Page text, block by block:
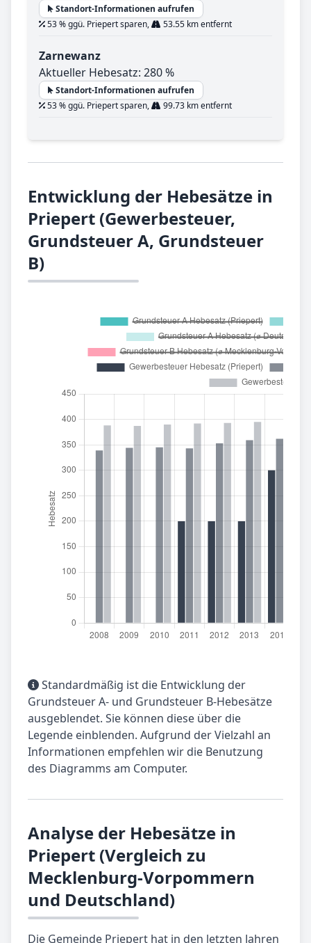
Standort-Informationen aufrufen
53 % ggü. Priepert sparen,
53.55 km entfernt
Zarnewanz
Aktueller Hebesatz: 280 %
Standort-Informationen aufrufen
53 % ggü. Priepert sparen,
99.73 km entfernt
Entwicklung der Hebesätze in
Priepert (Gewerbesteuer,
Grundsteuer A, Grundsteuer
B)
Standardmäßig ist die Entwicklung der
Grundsteuer A- und Grundsteuer B-Hebesätze
ausgeblendet. Sie können diese über die
Legende einblenden. Aufgrund der Vielzahl an
Informationen empfehlen wir die Benutzung
des Diagramms am Computer.
Analyse der Hebesätze in
Priepert (Vergleich zu
Mecklenburg-Vorpommern
und Deutschland)
Die Gemeinde Priepert hat in den letzten Jahren